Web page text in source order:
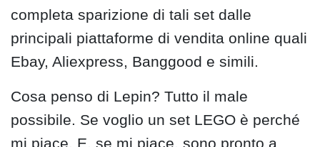
completa sparizione di tali set dalle
principali piattaforme di vendita online quali
Ebay, Aliexpress, Banggood e simili.
Cosa penso di Lepin? Tutto il male
possibile. Se voglio un set LEGO è perché
mi piace. E, se mi piace, sono pronto a